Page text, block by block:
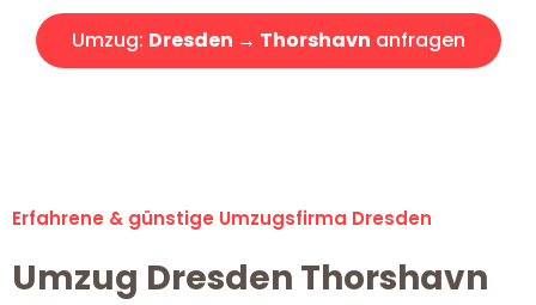
Umzug: Dresden → Thorshavn anfragen
Erfahrene & günstige Umzugsfirma Dresden
Umzug Dresden Thorshavn